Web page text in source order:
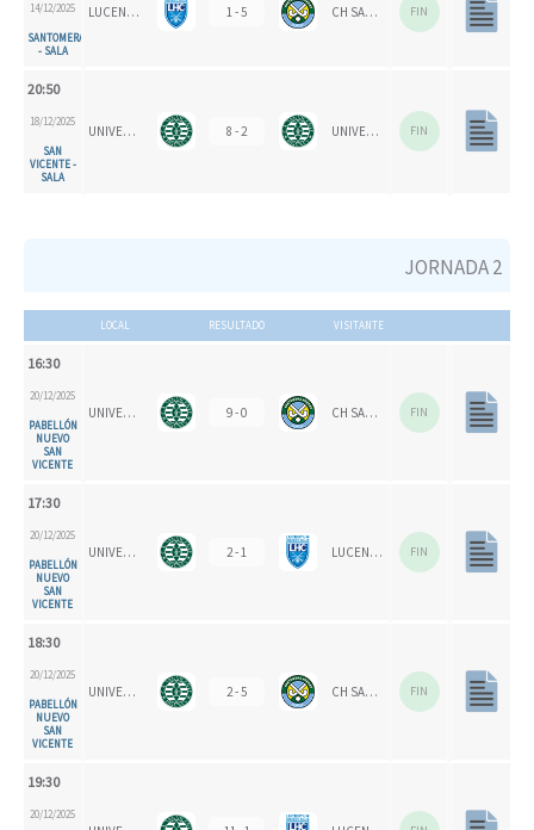
14/12/2025
SANTOMERA
- SALA
LUCENTUM HC 1 - 5 CH SANTOMERA FIN
20:50
18/12/2025
SAN
VICENTE -
SALA
UNIVERSITAT D'ALACANT - SAN VICENTE 8 - 2 UNIVERSITAT D'ALACANT - SAN VICENTE "B" FIN
JORNADA 2
LOCAL RESULTADO VISITANTE
16:30
20/12/2025
PABELLÓN
NUEVO
SAN
VICENTE
UNIVERSITAT D'ALACANT - SAN VICENTE 9 - 0 CH SANTOMERA FIN
17:30
20/12/2025
PABELLÓN
NUEVO
SAN
VICENTE
UNIVERSITAT D'ALACANT - SAN VICENTE "B" 2 - 1 LUCENTUM HC FIN
18:30
20/12/2025
PABELLÓN
NUEVO
SAN
VICENTE
UNIVERSITAT D'ALACANT - SAN VICENTE "B" 2 - 5 CH SANTOMERA FIN
19:30
20/12/2025